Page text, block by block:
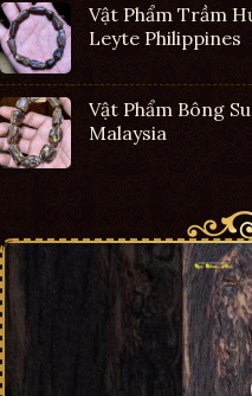
Vật Phẩm Trầm
Leyte Philippines
Vật Phẩm Bông
Malaysia